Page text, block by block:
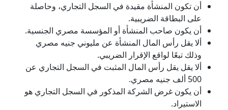
أن تكون المنشأة مقيدة في السجل التجاري، وحاصلة
على البطاقة الضريبية.
أن يكون صاحب المنشأة أو المؤسسة مصري الجنسية.
ألا يقل رأس المال المنشأة عن مليوني جنيه مصري
وذلك تبعًا لواقع الإقرار الضريبي.
ألا يقل يقل رأس المال المثبت في السجل التجاري عن
500 ألف جنيه مصري.
أن يكون غرض الشركة المذكور في السجل التجاري هو
الاستيراد.